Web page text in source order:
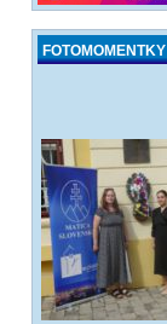
FOTOMOMENTKY